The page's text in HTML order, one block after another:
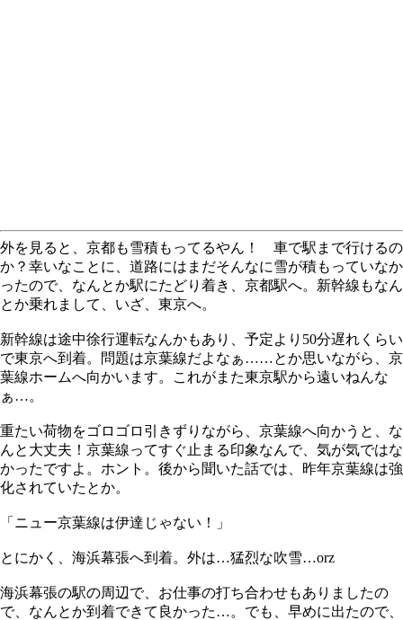
外を見ると、京都も雪積もってるやん！ 車で駅まで行けるの
か？幸いなことに、道路にはまだそんなに雪が積もっていなか
ったので、なんとか駅にたどり着き、京都駅へ。新幹線もなん
とか乗れまして、いざ、東京へ。
新幹線は途中徐行運転なんかもあり、予定より50分遅れくらい
で東京へ到着。問題は京葉線だよなぁ……とか思いながら、京
葉線ホームへ向かいます。これがまた東京駅から遠いねんな
ぁ…。
重たい荷物をゴロゴロ引きずりながら、京葉線へ向かうと、な
んと大丈夫！京葉線ってすぐ止まる印象なんで、気が気ではな
かったですよ。ホント。後から聞いた話では、昨年京葉線は強
化されていたとか。
「ニュー京葉線は伊達じゃない！」
とにかく、海浜幕張へ到着。外は…猛烈な吹雪…orz
海浜幕張の駅の周辺で、お仕事の打ち合わせもありましたの
で、なんとか到着できて良かった…。でも、早めに出たので、